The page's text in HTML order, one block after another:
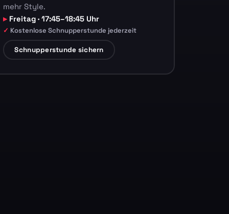
mehr Style.
Freitag · 17:45–18:45 Uhr
Kostenlose Schnupperstunde jederzeit
Schnupperstunde sichern